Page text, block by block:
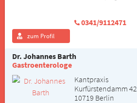
0341/9112471
zum Profil
Dr. Johannes Barth
Gastroenterologe
Kantpraxis
Kurfürstendamm 42
10719 Berlin